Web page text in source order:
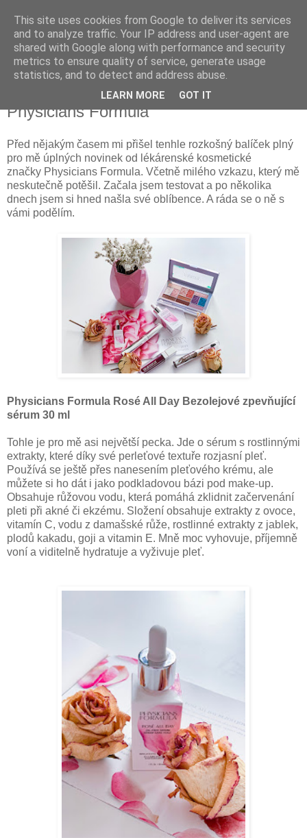
Something Sometimes
úterý 10. prosince 2019
Testuji: Dekorativní kosmetiku
Physicians Formula
Před nějakým časem mi přišel tenhle rozkošný balíček plný
pro mě úplných novinek od lékárenské kosmetické
značky Physicians Formula. Včetně milého vzkazu, který mě
neskutečně potěšil. Začala jsem testovat a po několika
dnech jsem si hned našla své oblíbence. A ráda se o ně s
vámi podělím.
Physicians Formula Rosé All Day Bezolejové zpevňující
sérum 30 ml
Tohle je pro mě asi největší pecka. Jde o sérum s rostlinnými
extrakty, které díky své perleťové textuře rozjasní pleť.
Používá se ještě přes nanesením pleťového krému, ale
můžete si ho dát i jako podkladovou bázi pod make-up.
Obsahuje růžovou vodu, která pomáhá zklidnit začervenání
pleti při akné či ekzému. Složení obsahuje extrakty z ovoce,
vitamín C, vodu z damašské růže, rostlinné extrakty z jablek,
plodů kakadu, goji a vitamin E. Mně moc vyhovuje, příjemně
voní a viditelně hydratuje a vyživuje pleť.
This site uses cookies from Google to deliver its services
and to analyze traffic. Your IP address and user-agent are
shared with Google along with performance and security
metrics to ensure quality of service, generate usage
statistics, and to detect and address abuse.
LEARN MORE GOT IT